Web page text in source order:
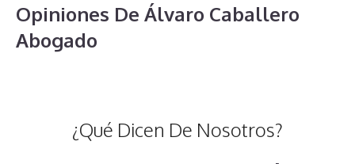
Opiniones De Álvaro Caballero
Abogado
¿Qué Dicen De Nosotros?